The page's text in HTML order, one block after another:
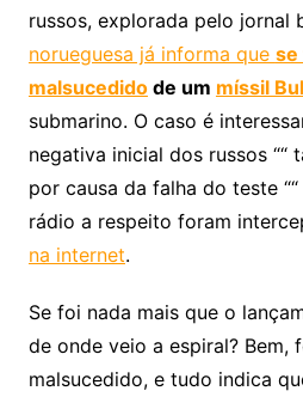
russos, explorada pelo jornal
norueguesa já informa que se
malsucedidode um míssil
submarino. O caso é
negativa inicial dos russos ““
por causa da falha do teste
rádio a respeito foram
na internet.
Se foi nada mais que o
de onde veio a espiral? Bem,
malsucedido, e tudo indica